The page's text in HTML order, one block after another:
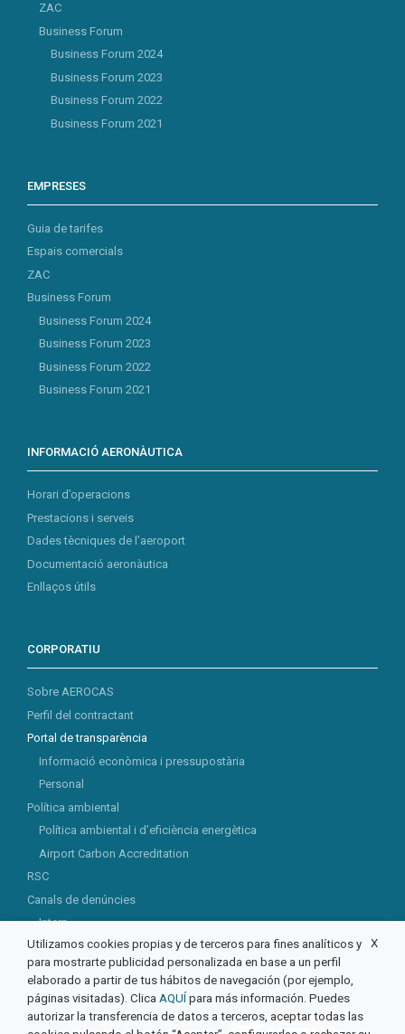
ZAC
Business Forum
Business Forum 2024
Business Forum 2023
Business Forum 2022
Business Forum 2021
EMPRESES
Guia de tarifes
Espais comercials
ZAC
Business Forum
Business Forum 2024
Business Forum 2023
Business Forum 2022
Business Forum 2021
INFORMACIÓ AERONÀUTICA
Horari d’operacions
Prestacions i serveis
Dades tècniques de l’aeroport
Documentació aeronàutica
Enllaços útils
CORPORATIU
Sobre AEROCAS
Perfil del contractant
Portal de transparència
Informació econòmica i pressupostària
Personal
Política ambiental
Política ambiental i d’eficiència energètica
Airport Carbon Accreditation
RSC
Canals de denúncies
Intern
Extern
X
Utilizamos cookies propias y de terceros para fines analíticos y
para mostrarte publicidad personalizada en base a un perfil
elaborado a partir de tus hábitos de navegación (por ejemplo,
páginas visitadas). Clica AQUÍ para más información. Puedes
autorizar la transferencia de datos a terceros, aceptar todas las